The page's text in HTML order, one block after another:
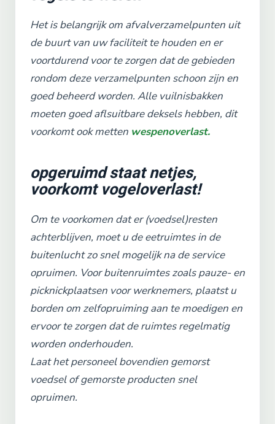
Het is belangrijk om afvalverzamelpunten uit
de buurt van uw faciliteit te houden en er
voortdurend voor te zorgen dat de gebieden
rondom deze verzamelpunten schoon zijn en
goed beheerd worden. Alle vuilnisbakken
moeten goed aflsuitbare deksels hebben, dit
voorkomt ook metten wespenoverlast.
opgeruimd staat netjes,
voorkomt vogeloverlast!
Om te voorkomen dat er (voedsel)resten
achterblijven, moet u de eetruimtes in de
buitenlucht zo snel mogelijk na de service
opruimen. Voor buitenruimtes zoals pauze- en
picknickplaatsen voor werknemers, plaatst u
borden om zelfopruiming aan te moedigen en
ervoor te zorgen dat de ruimtes regelmatig
worden onderhouden.
Laat het personeel bovendien gemorst
voedsel of gemorste producten snel
opruimen.